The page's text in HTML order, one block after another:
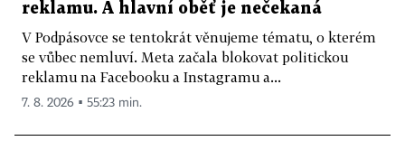
reklamu. A hlavní oběť je nečekaná
V Podpásovce se tentokrát věnujeme tématu, o kterém
se vůbec nemluví. Meta začala blokovat politickou
reklamu na Facebooku a Instagramu a...
7. 8. 2026 ▪ 55:23 min.